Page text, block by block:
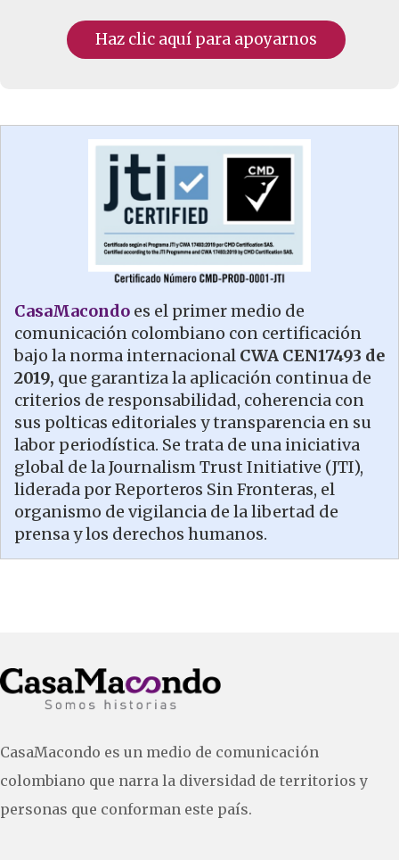
Haz clic aquí para apoyarnos
CasaMacondo es el primer medio de
comunicación colombiano con certificación
bajo la norma internacional CWA CEN17493 de
2019, que garantiza la aplicación continua de
criterios de responsabilidad, coherencia con
sus polticas editoriales y transparencia en su
labor periodística. Se trata de una iniciativa
global de la Journalism Trust Initiative (JTI),
liderada por Reporteros Sin Fronteras, el
organismo de vigilancia de la libertad de
prensa y los derechos humanos.
CasaMacondo es un medio de comunicación
colombiano que narra la diversidad de territorios y
personas que conforman este país.